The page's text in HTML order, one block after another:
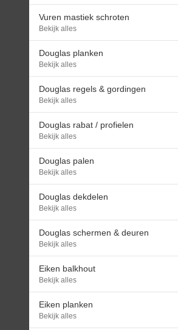
Terug naar winkel
Vuren mastiek schroten
Bekijk alles
Douglas planken
Bekijk alles
Douglas regels & gordingen
Bekijk alles
Douglas rabat / profielen
Bekijk alles
Douglas palen
Bekijk alles
Douglas dekdelen
Bekijk alles
Douglas schermen & deuren
Bekijk alles
Eiken balkhout
Bekijk alles
Eiken planken
Bekijk alles